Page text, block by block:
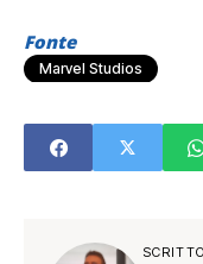
Fonte
Marvel Studios